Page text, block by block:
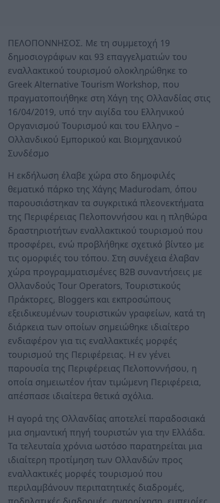
ΠΕΛΟΠΟΝΝΗΣΟΣ. Με τη συμμετοχή 19
δημοσιογράφων και 93 επαγγελματιών του
εναλλακτικού τουρισμού ολοκληρώθηκε το
Greek Alternative Tourism Workshop, που
πραγματοποιήθηκε στη Χάγη της Ολλανδίας στις
16/04/2019, υπό την αιγίδα του Ελληνικού
Οργανισμού Τουρισμού και του Ελληνο –
Ολλανδικού Εμπορικού και Βιομηχανικού
Συνδέσμο
Η εκδήλωση έλαβε χώρα στο δημοφιλές
θεματικό πάρκο της Χάγης Madurodam, όπου
παρουσιάστηκαν τα συγκριτικά πλεονεκτήματα
της Περιφέρειας Πελοποννήσου και η πληθώρα
δραστηριοτήτων εναλλακτικού τουρισμού που
προσφέρει, ενώ προβλήθηκε σχετικό βίντεο με
τις ομορφιές του τόπου. Στη συνέχεια έλαβαν
χώρα προγραμματισμένες Β2Β συναντήσεις με
Ολλανδούς Tour Operators, Τουριστικούς
Πράκτορες, Bloggers και εκπροσώπους
εξειδικευμένων τουριστικών γραφείων, κατά τη
διάρκεια των οποίων σημειώθηκε ιδιαίτερο
ενδιαφέρον για τις εναλλακτικές μορφές
τουρισμού της Περιφέρειας. Η εν γένει
παρουσία της Περιφέρειας Πελοποννήσου, η
οποία σημειωτέον ήταν τιμώμενη Περιφέρεια,
απέσπασε ιδιαίτερα θετικά σχόλια.
Η αγορά της Ολλανδίας αποτελεί παραδοσιακά
μια σημαντική πηγή τουριστών για την Ελλάδα.
Τα τελευταία χρόνια ωστόσο παρατηρείται μια
ιδιαίτερη προτίμηση των Ολλανδών προς
εναλλακτικές μορφές τουρισμού που
περιλαμβάνουν περιπατητικές διαδρομές,